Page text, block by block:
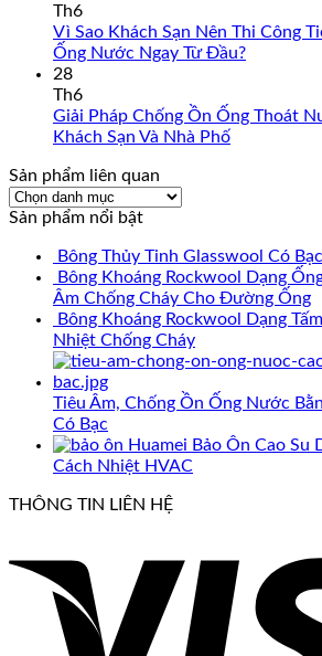
Th6
Vì Sao Khách Sạn Nên Thi Công
Ống Nước Ngay Từ Đầu?
28
Th6
Giải Pháp Chống Ồn Ống Thoát
Khách Sạn Và Nhà Phố
Sản phẩm liên quan
Sản
phẩm
quan
Sản phẩm nổi bật
Bông Thủy Tinh Glasswool Có Bạc
Bông Khoáng Rockwool Dạng
Âm Chống Cháy Cho Đường Ống
Bông Khoáng Rockwool Dạng
Nhiệt Chống Cháy
Tiêu Âm, Chống Ồn Ống Nước
Có Bạc
Bảo Ôn Cao Su
Cách Nhiệt HVAC
THÔNG TIN LIÊN HỆ